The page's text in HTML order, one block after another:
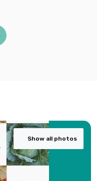
Show all photos